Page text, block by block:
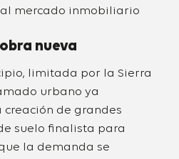
mercado inmobiliario
nueva
limitada por la Sierra
urbano ya
de grandes
suelo finalista para
la demanda se